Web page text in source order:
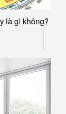
là gì không?